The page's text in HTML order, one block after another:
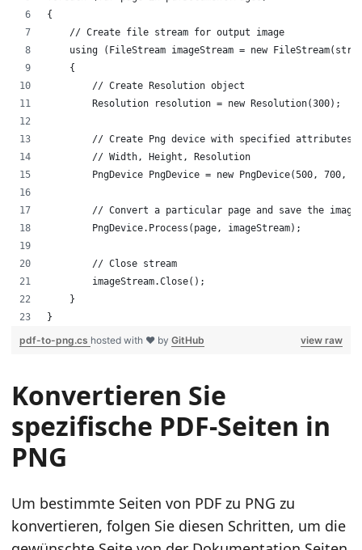
{
    // Create file stream for output image
using (FileStream imageStream = new
    {
        // Create Resolution object
        Resolution resolution = new Resolution(300);
        // Create Png device with specified attributes
        // Width, Height, Resolution
PngDevice PngDevice = new PngDevice(500, 700,
// Convert a particular page and save the image
        PngDevice.Process(page, imageStream);
        // Close stream
        imageStream.Close();
    }
}
view raw
pdf-to-png.cs hosted with ❤ by GitHub
Konvertieren Sie
spezifische PDF-Seiten in
PNG
Um bestimmte Seiten von PDF zu PNG zu
konvertieren, folgen Sie diesen Schritten, um die